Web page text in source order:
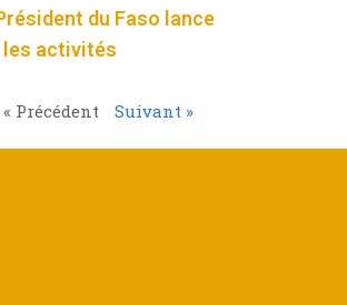
du Faso lance
activités
« Précédent Suivant »